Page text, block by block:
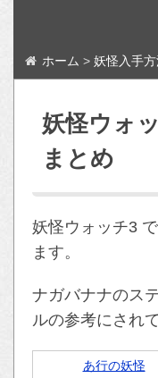
ホーム > 妖怪入手
妖怪ウォ
まとめ
妖怪ウォッチ3
ます。
ナガバナナのス
ルの参考にされ
あ行の妖怪